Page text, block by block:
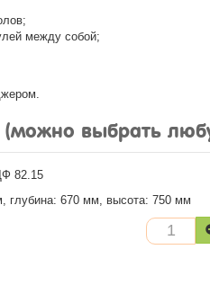
между собой;
(можно выбрать
82.15
глубина: 670 мм, высота: 750 мм